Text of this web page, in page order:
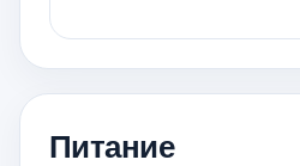
Питание